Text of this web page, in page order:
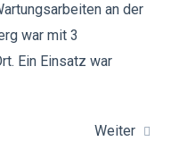
an der
war mit 3
Ein Einsatz war
Weiter